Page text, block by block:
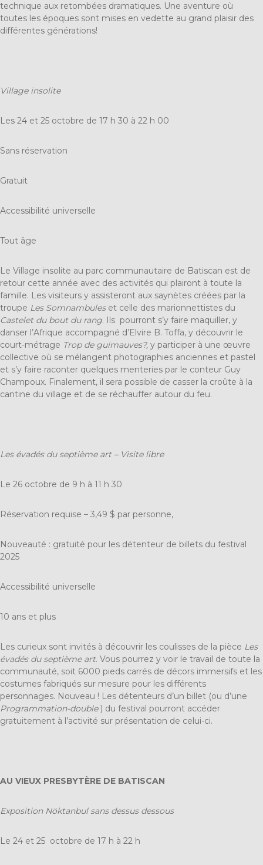
technique aux retombées dramatiques. Une aventure où
toutes les époques sont mises en vedette au grand plaisir des
différentes générations!
Village insolite
Les 24 et 25 octobre de 17 h 30 à 22 h 00
Sans réservation
Gratuit
Accessibilité universelle
Tout âge
Le Village insolite au parc communautaire de Batiscan est de
retour cette année avec des activités qui plairont à toute la
famille. Les visiteurs y assisteront aux saynètes créées par la
troupe Les Somnambuleset celle des marionnettistes du
Castelet du bout du rang. Ils pourront s’y faire maquiller, y
danser l’Afrique accompagné d’Elvire B. Toffa, y découvrir le
court-métrage Trop de guimauves?, y participer à une œuvre
collective où se mélangent photographies anciennes et pastel
et s’y faire raconter quelques menteries par le conteur Guy
Champoux. Finalement, il sera possible de casser la croûte à la
cantine du village et de se réchauffer autour du feu.
Les évadés du septième art – Visite libre
Le 26 octobre de 9 h à 11 h 30
Réservation requise – 3,49 $ par personne,
Nouveauté : gratuité pour les détenteur de billets du festival
2025
Accessibilité universelle
10 ans et plus
Les curieux sont invités à découvrir les coulisses de la pièce Les
évadés du septième art. Vous pourrez y voir le travail de toute la
communauté, soit 6000 pieds carrés de décors immersifs et les
costumes fabriqués sur mesure pour les différents
personnages. Nouveau ! Les détenteurs d’un billet (ou d’une
Programmation-double) du festival pourront accéder
gratuitement à l’activité sur présentation de celui-ci.
AU VIEUX PRESBYTÈRE DE BATISCAN
Exposition Nöktanbul sans dessus dessous
Le 24 et 25 octobre de 17 h à 22 h